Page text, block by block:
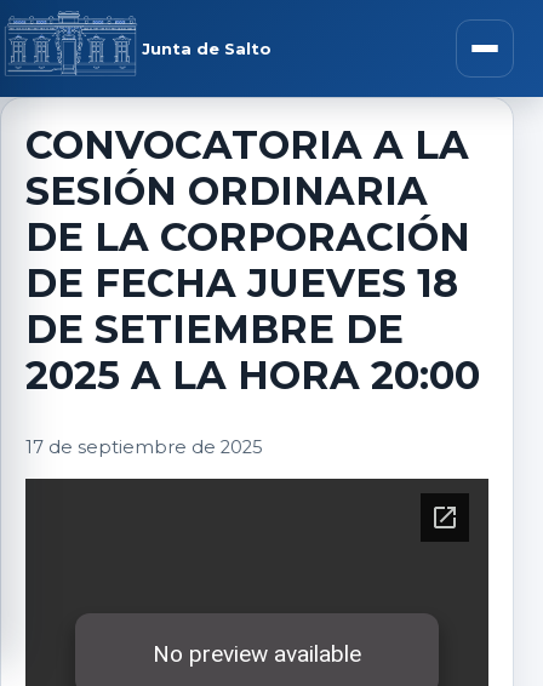
Saltar al contenido
Junta de Salto Abrir
menú
CONVOCATORIA A LA
SESIÓN ORDINARIA
DE LA CORPORACIÓN
DE FECHA JUEVES 18
DE SETIEMBRE DE
2025 A LA HORA 20:00
17 de septiembre de 2025